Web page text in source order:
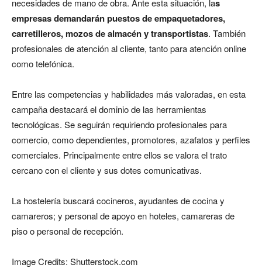
necesidades de mano de obra. Ante esta situación, las
empresas demandarán puestos de empaquetadores,
carretilleros, mozos de almacén y transportistas. También
profesionales de atención al cliente, tanto para atención online
como telefónica.
Entre las competencias y habilidades más valoradas, en esta
campaña destacará el dominio de las herramientas
tecnológicas. Se seguirán requiriendo profesionales para
comercio, como dependientes, promotores, azafatos y perfiles
comerciales. Principalmente entre ellos se valora el trato
cercano con el cliente y sus dotes comunicativas.
La hostelería buscará cocineros, ayudantes de cocina y
camareros; y personal de apoyo en hoteles, camareras de
piso o personal de recepción.
Image Credits: Shutterstock.com